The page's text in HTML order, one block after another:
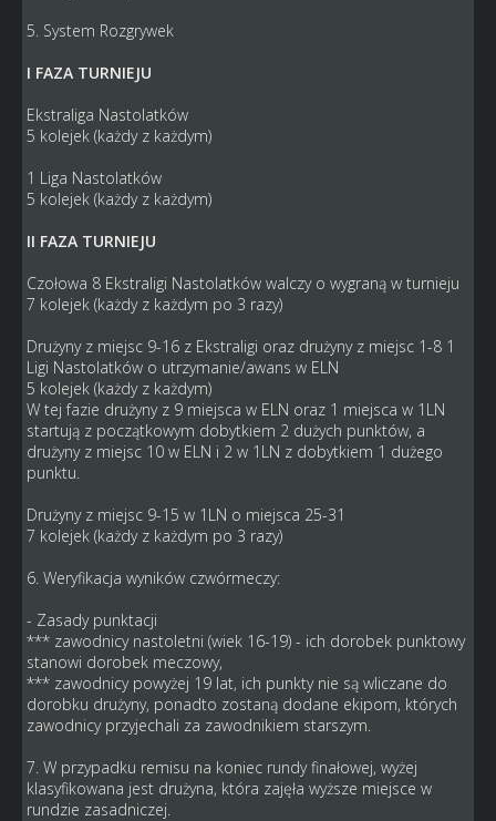
5. System Rozgrywek
I FAZA TURNIEJU
Ekstraliga Nastolatków
5 kolejek (każdy z każdym)
1 Liga Nastolatków
5 kolejek (każdy z każdym)
II FAZA TURNIEJU
Czołowa 8 Ekstraligi Nastolatków walczy o wygraną w turnieju
7 kolejek (każdy z każdym po 3 razy)
Drużyny z miejsc 9-16 z Ekstraligi oraz drużyny z miejsc 1-8 1
Ligi Nastolatków o utrzymanie/awans w ELN
5 kolejek (każdy z każdym)
W tej fazie drużyny z 9 miejsca w ELN oraz 1 miejsca w 1LN
startują z początkowym dobytkiem 2 dużych punktów, a
drużyny z miejsc 10 w ELN i 2 w 1LN z dobytkiem 1 dużego
punktu.
Drużyny z miejsc 9-15 w 1LN o miejsca 25-31
7 kolejek (każdy z każdym po 3 razy)
6. Weryfikacja wyników czwórmeczy:
- Zasady punktacji
*** zawodnicy nastoletni (wiek 16-19) - ich dorobek punktowy
stanowi dorobek meczowy,
*** zawodnicy powyżej 19 lat, ich punkty nie są wliczane do
dorobku drużyny, ponadto zostaną dodane ekipom, których
zawodnicy przyjechali za zawodnikiem starszym.
7. W przypadku remisu na koniec rundy finałowej, wyżej
klasyfikowana jest drużyna, która zajęła wyższe miejsce w
rundzie zasadniczej.